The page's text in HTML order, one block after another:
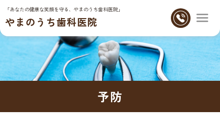
「あなたの健康な笑顔を守る、やまのうち歯科医院」
やまのうち歯科医院
予防